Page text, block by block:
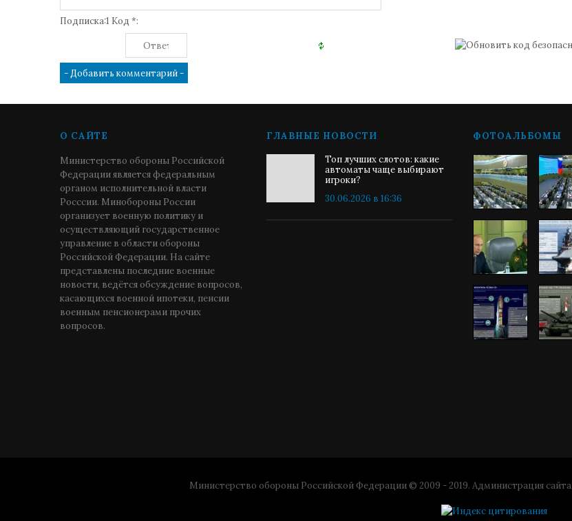
Подписка:1 Код *:
О САЙТЕ
Министерство обороны Российской
Федерации является федеральным
органом исполнительной власти
Росссии. Минобороны России
организует военную политику и
осуществляющий государственное
управление в области обороны
Российской Федерации. На сайте
представлены последние военные
новости, ведётся обсуждение вопросов,
касающихся военной ипотеки, пенсии
военным пенсионерами прочих
вопросов.
ГЛАВНЫЕ НОВОСТИ
Топ лучших слотов: какие
автоматы чаще выбирают
игроки?
30.06.2026 в 16:36
ФОТОАЛЬБОМЫ
Министерство обороны Российской Федерации © 2009 - 2019. Администрация сайта